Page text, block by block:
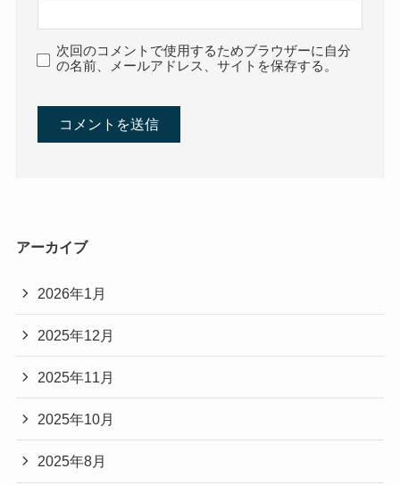
次回のコメントで使用するためブラウザーに自分
の名前、メールアドレス、サイトを保存する。
アーカイブ
2026年1月
2025年12月
2025年11月
2025年10月
2025年8月